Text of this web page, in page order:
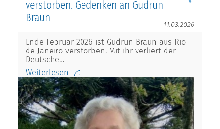
verstorben. Gedenken an Gudrun
Braun
11.03.2026
Ende Februar 2026 ist Gudrun Braun aus Rio
de Janeiro verstorben. Mit ihr verliert der
Deutsche…
Weiterlesen